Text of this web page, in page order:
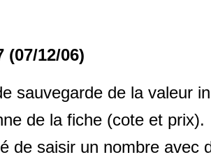
(07/12/06)
sauvegarde de la valeur
de la fiche (cote et prix).
de saisir un nombre avec